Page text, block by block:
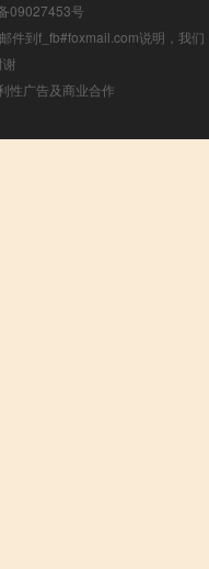
09027453号
件到f_fb#foxmail.com说明，我们
性广告及商业合作